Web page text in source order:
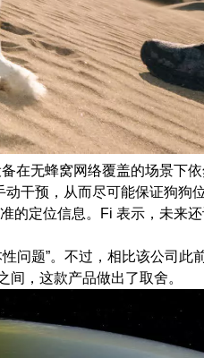
在无蜂窝网络覆盖的场景下
干预，从而尽可能保证狗狗
定位信息。Fi 表示，未来
问题”。不过，相比该公司
，这款产品做出了取舍。